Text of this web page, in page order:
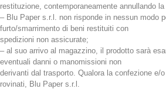
restituzione, contemporaneamente annullando
– Blu Paper s.r.l. non risponde in nessun modo
furto/smarrimento di beni restituiti con
spedizioni non assicurate;
– al suo arrivo al magazzino, il prodotto sarà
eventuali danni o manomissioni non
derivanti dal trasporto. Qualora la confezione e/
rovinati, Blu Paper s.r.l.